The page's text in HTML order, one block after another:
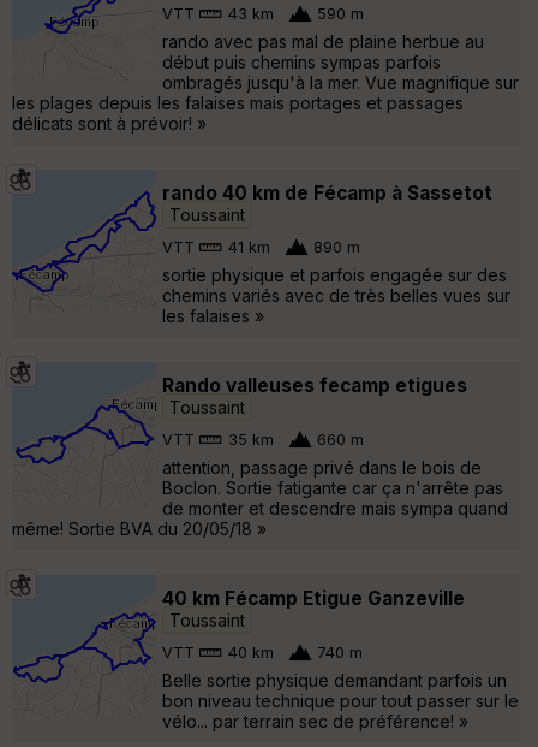
VTT 43 km 590 m
rando avec pas mal de plaine herbue au
début puis chemins sympas parfois
ombragés jusqu'à la mer. Vue magnifique sur
les plages depuis les falaises mais portages et passages
délicats sont à prévoir! »
rando 40 km de Fécamp à Sassetot
Toussaint
VTT 41 km 890 m
sortie physique et parfois engagée sur des
chemins variés avec de très belles vues sur
les falaises »
Rando valleuses fecamp etigues
Toussaint
VTT 35 km 660 m
attention, passage privé dans le bois de
Boclon. Sortie fatigante car ça n'arrête pas
de monter et descendre mais sympa quand
même! Sortie BVA du 20/05/18 »
40 km Fécamp Etigue Ganzeville
Toussaint
VTT 40 km 740 m
Belle sortie physique demandant parfois un
bon niveau technique pour tout passer sur le
vélo... par terrain sec de préférence! »